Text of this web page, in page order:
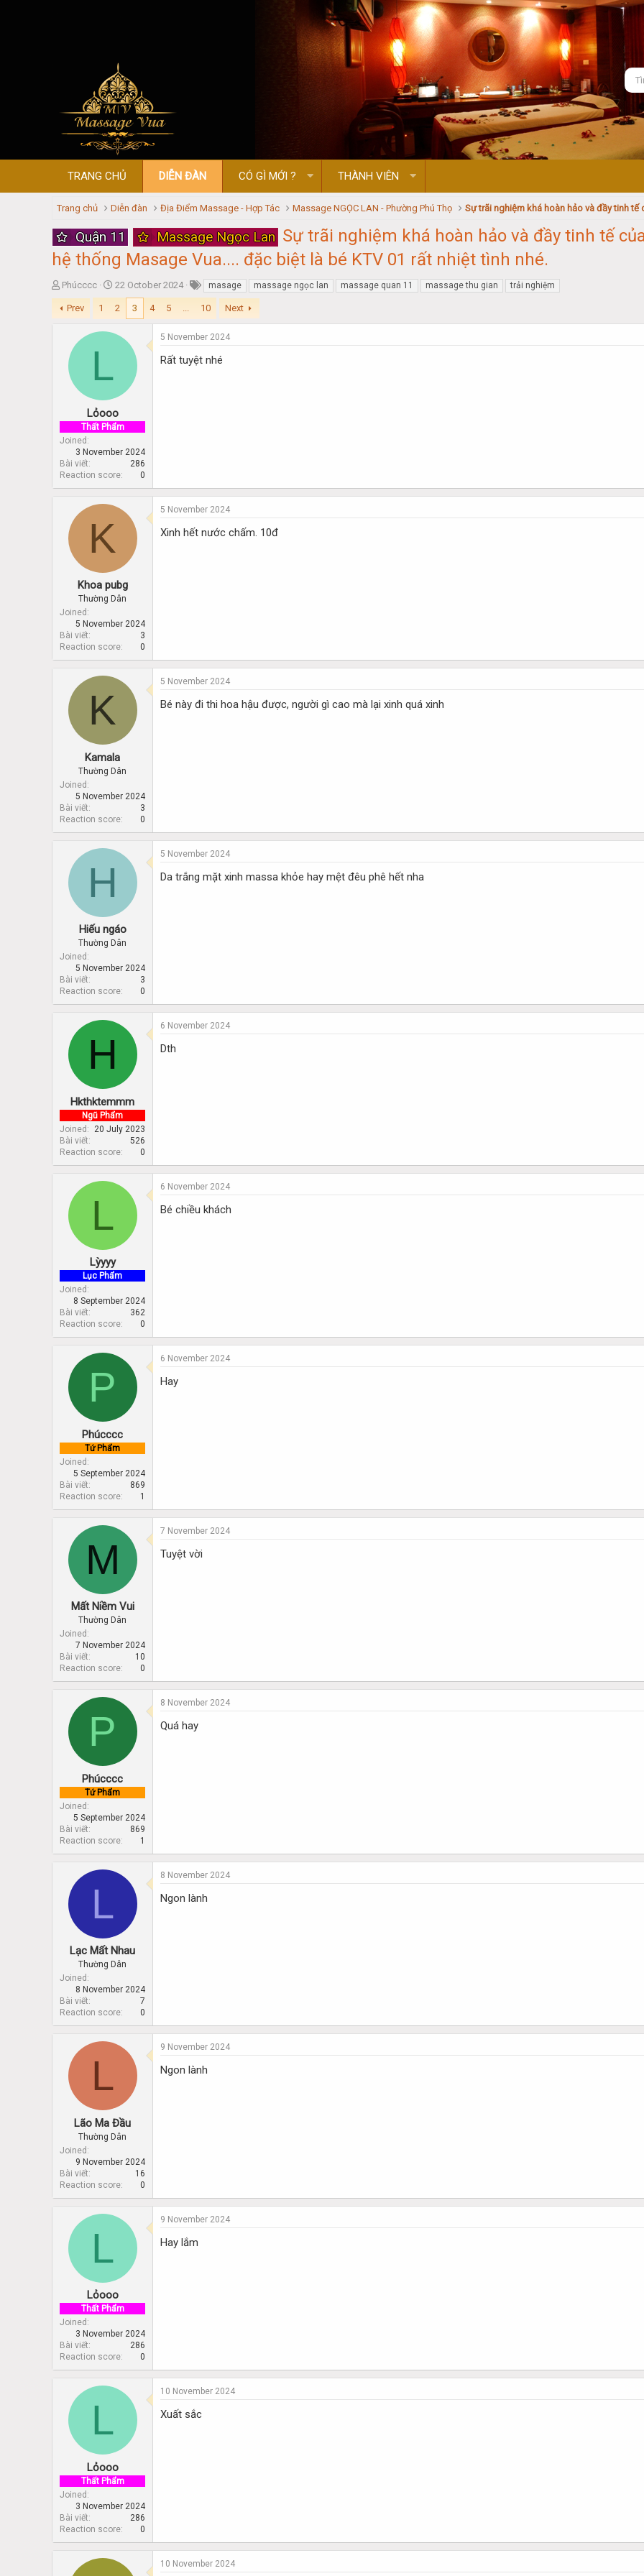
TRANG CHỦ DIỄN ĐÀN CÓ GÌ MỚI ? THÀNH VIÊN
Trang chủ Diễn đàn Địa Điểm Massage - Hợp Tác Massage NGỌC LAN - Phường Phú Thọ
Quận 11 Massage Ngọc Lan Sự trãi nghiệm khá hoàn hảo và đầy tinh tế
hệ thống Masage Vua.... đặc biệt là bé KTV 01 rất nhiệt tình nhé.
T
h
r
r
Phúcccc
S
t
a
t
22 October 2024 masage massage ngọc lan massage quan 11 massage thu gian trải nghiệm
Prev 1 2 3 4 5 ... 10 Next
L
Lỏooo
Thất Phẩm
Joined
3 November 2024
Bài viết
286
Reaction score
0
5 November 2024
Rất tuyệt nhé
K
Khoa pubg
Thường Dân
Joined
5 November 2024
Bài viết
3
Reaction score
0
5 November 2024
Xinh hết nước chấm. 10đ
K
Kamala
Thường Dân
Joined
5 November 2024
Bài viết
3
Reaction score
0
5 November 2024
Bé này đi thi hoa hậu được, người gì cao mà lại xinh quá xinh
H
Hiếu ngáo
Thường Dân
Joined
5 November 2024
Bài viết
3
Reaction score
0
5 November 2024
Da trắng mặt xinh massa khỏe hay mệt đêu phê hết nha
H
Hkthktemmm
Ngũ Phẩm
Joined
20 July 2023
Bài viết
526
Reaction score
0
6 November 2024
Dth
L
Lỳyyy
Lục Phẩm
Joined
8 September 2024
Bài viết
362
Reaction score
0
6 November 2024
Bé chiều khách
P
Phúcccc
Tứ Phẩm
Joined
5 September 2024
Bài viết
869
Reaction score
1
6 November 2024
Hay
M
Mất Niềm Vui
Thường Dân
Joined
7 November 2024
Bài viết
10
Reaction score
0
7 November 2024
Tuyệt vời
P
Phúcccc
Tứ Phẩm
Joined
5 September 2024
Bài viết
869
Reaction score
1
8 November 2024
Quá hay
L
Lạc Mất Nhau
Thường Dân
Joined
8 November 2024
Bài viết
7
Reaction score
0
8 November 2024
Ngon lành
L
Lão Ma Đầu
Thường Dân
Joined
9 November 2024
Bài viết
16
Reaction score
0
9 November 2024
Ngon lành
L
Lỏooo
Thất Phẩm
Joined
3 November 2024
Bài viết
286
Reaction score
0
9 November 2024
Hay lắm
L
Lỏooo
Thất Phẩm
Joined
3 November 2024
Bài viết
286
Reaction score
0
10 November 2024
Xuất sắc
10 November 2024